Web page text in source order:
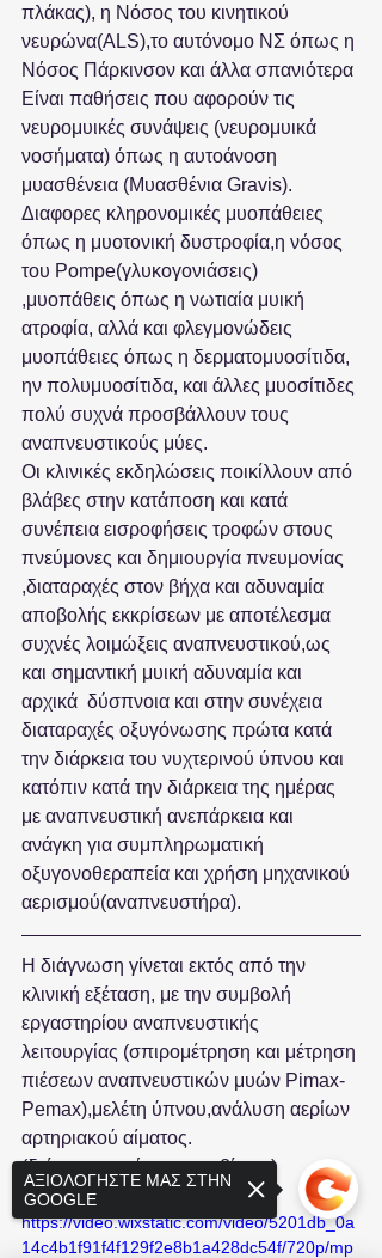
πλάκας), η Νόσος του κινητικού
νευρώνα(ALS),το αυτόνομο ΝΣ όπως η
Νόσος Πάρκινσον και άλλα σπανιότερα
Είναι παθήσεις που αφορούν τις
νευρομυικές συνάψεις (νευρομυικά
νοσήματα) όπως η αυτοάνοση
μυασθένεια (Μυασθένια Gravis).
Διαφορες κληρονομικές μυοπάθειες
όπως η μυοτονική δυστροφία,η νόσος
του Pompe(γλυκογονιάσεις)
,μυοπάθεις όπως η νωτιαία μυική
ατροφία, αλλά και φλεγμονώδεις
μυοπάθειες όπως η δερματομυοσίτιδα,
ην πολυμυοσίτιδα, και άλλες μυοσίτιδες
πολύ συχνά προσβάλλουν τους
αναπνευστικούς μύες.
Οι κλινικές εκδηλώσεις ποικίλλουν από
βλάβες στην κατάποση και κατά
συνέπεια εισροφήσεις τροφών στους
πνεύμονες και δημιουργία πνευμονίας
,διαταραχές στον βήχα και αδυναμία
αποβολής εκκρίσεων με αποτέλεσμα
συχνές λοιμώξεις αναπνευστικού,ως
και σημαντική μυική αδυναμία και
αρχικά  δύσπνοια και στην συνέχεια
διαταραχές οξυγόνωσης πρώτα κατά
την διάρκεια του νυχτερινού ύπνου και
κατόπιν κατά την διάρκεια της ημέρας
με αναπνευστική ανεπάρκεια και
ανάγκη για συμπληρωματική
οξυγονοθεραπεία και χρήση μηχανικού
αερισμού(αναπνευστήρα).
Η διάγνωση γίνεται εκτός από την
κλινική εξέταση, με την συμβολή
εργαστηρίου αναπνευστικής
λειτουργίας (σπιρομέτρηση και μέτρηση
πιέσεων αναπνευστικών μυών Pimax-
Pemax),μελέτη ύπνου,ανάλυση αερίων
αρτηριακού αίματος.
(δείτε περισσότερα στο βίντεο)
https://video.wixstatic.com/video/5201db_0a
14c4b1f91f4f129f2e8b1a428dc54f/720p/mp
ΑΞΙΟΛΟΓΗΣΤΕ ΜΑΣ ΣΤΗΝ
GOOGLE